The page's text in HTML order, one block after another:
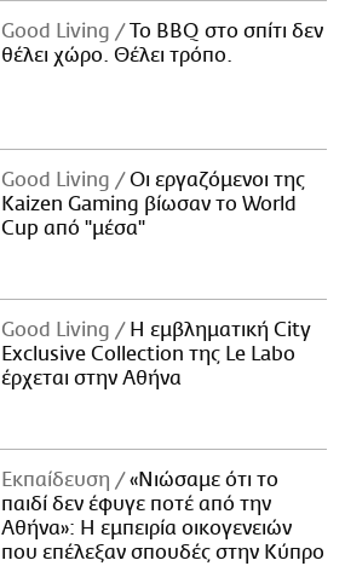
Good Living
Το BBQ στο σπίτι δεν
θέλει χώρο. Θέλει τρόπο.
Good Living
Οι εργαζόμενοι της
Kaizen Gaming βίωσαν το World
Cup από "μέσα"
Good Living
Η εμβληματική City
Exclusive Collection της Le Labo
έρχεται στην Αθήνα
Εκπαίδευση
«Νιώσαμε ότι το
παιδί δεν έφυγε ποτέ από την
Αθήνα»: Η εμπειρία οικογενειών
που επέλεξαν σπουδές στην Κύπρο